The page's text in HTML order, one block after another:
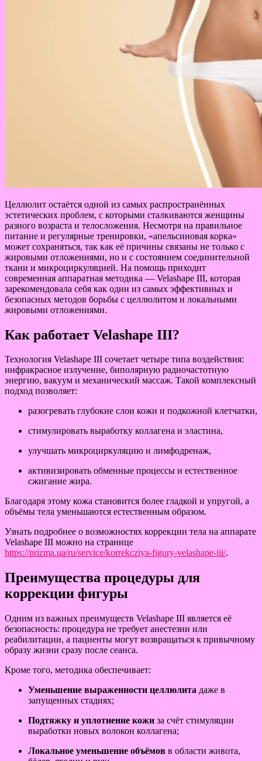
Целлюлит остаётся одной из самых распространённых
эстетических проблем, с которыми сталкиваются женщины
разного возраста и телосложения. Несмотря на правильное
питание и регулярные тренировки, «апельсиновая корка»
может сохраняться, так как её причины связаны не только с
жировыми отложениями, но и с состоянием соединительной
ткани и микроциркуляцией. На помощь приходит
современная аппаратная методика — Velashape III, которая
зарекомендовала себя как один из самых эффективных и
безопасных методов борьбы с целлюлитом и локальными
жировыми отложениями.
Как работает Velashape III?
Технология Velashape III сочетает четыре типа воздействия:
инфракрасное излучение, биполярную радиочастотную
энергию, вакуум и механический массаж. Такой комплексный
подход позволяет:
разогревать глубокие слои кожи и подкожной клетчатки,
стимулировать выработку коллагена и эластина,
улучшать микроциркуляцию и лимфодренаж,
активизировать обменные процессы и естественное
сжигание жира.
Благодаря этому кожа становится более гладкой и упругой, а
объёмы тела уменьшаются естественным образом.
Узнать подробнее о возможностях коррекции тела на аппарате
Velashape III можно на странице
https://prizma.ua/ru/service/korrekcziya-figury-velashape-iii/.
Преимущества процедуры для
коррекции фигуры
Одним из важных преимуществ Velashape III является её
безопасность: процедура не требует анестезии или
реабилитации, а пациенты могут возвращаться к привычному
образу жизни сразу после сеанса.
Кроме того, методика обеспечивает:
Уменьшение выраженности целлюлита даже в
запущенных стадиях;
Подтяжку и уплотнение кожи за счёт стимуляции
выработки новых волокон коллагена;
Локальное уменьшение объёмов в области живота,